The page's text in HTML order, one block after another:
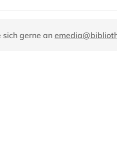
sich gerne an